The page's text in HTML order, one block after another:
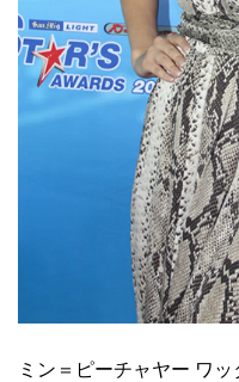
ミン＝ピーチャヤー ワ